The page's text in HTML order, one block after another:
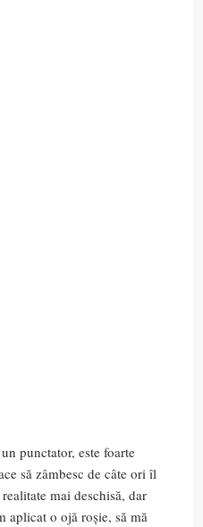
punctator, este foarte
să zâmbesc de câte ori îl
mai deschisă, dar
aplicat o ojă roșie, să mă